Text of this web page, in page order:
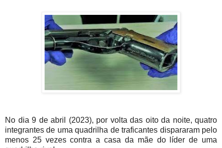
No dia 9 de abril (2023), por volta das oito da noite, quatro
integrantes de uma quadrilha de traficantes dispararam pelo
menos 25 vezes contra a casa da mãe do líder de uma